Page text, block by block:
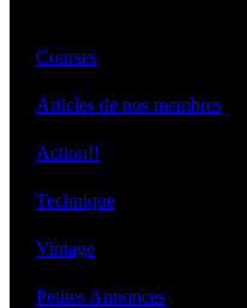
Courses
Articles de nos membres
Action!!
Technique
Vintage
Petites Annonces